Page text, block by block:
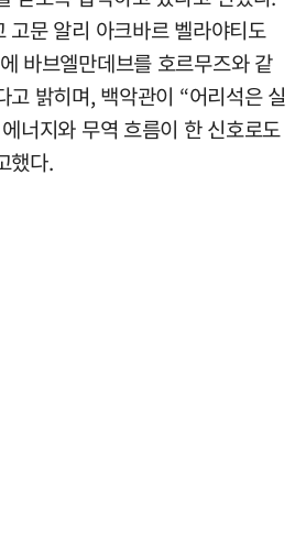
고문 알리 아크바르 벨라야티도
바브엘만데브를 호르무즈와 같
고 밝히며, 백악관이 “어리석은 실
너지와 무역 흐름이 한 신호로도
했다.